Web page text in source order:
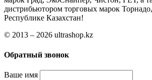
дистрибьютором торговых марок
Республике Казахстан!
© 2013 – 2026 ultrashop.kz
Обратный звонок
Ваше имя